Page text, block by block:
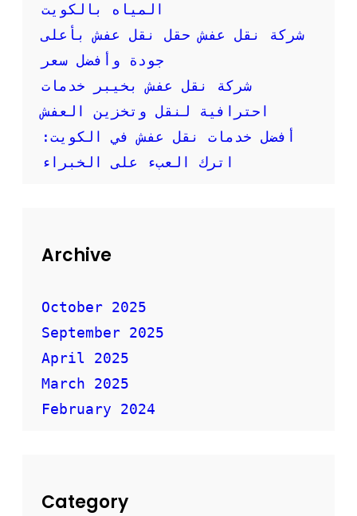
ت
المياه بالكويت
شركة نقل عفش حقل نقل عفش بأعلى
جودة وأفضل سعر
شركة نقل عفش بخيبر خدمات
أفضل خدمات نقل عفش في الكويت:
اترك العبء على الخبراء
Archive
October 2025
September 2025
April 2025
March 2025
February 2024
Category